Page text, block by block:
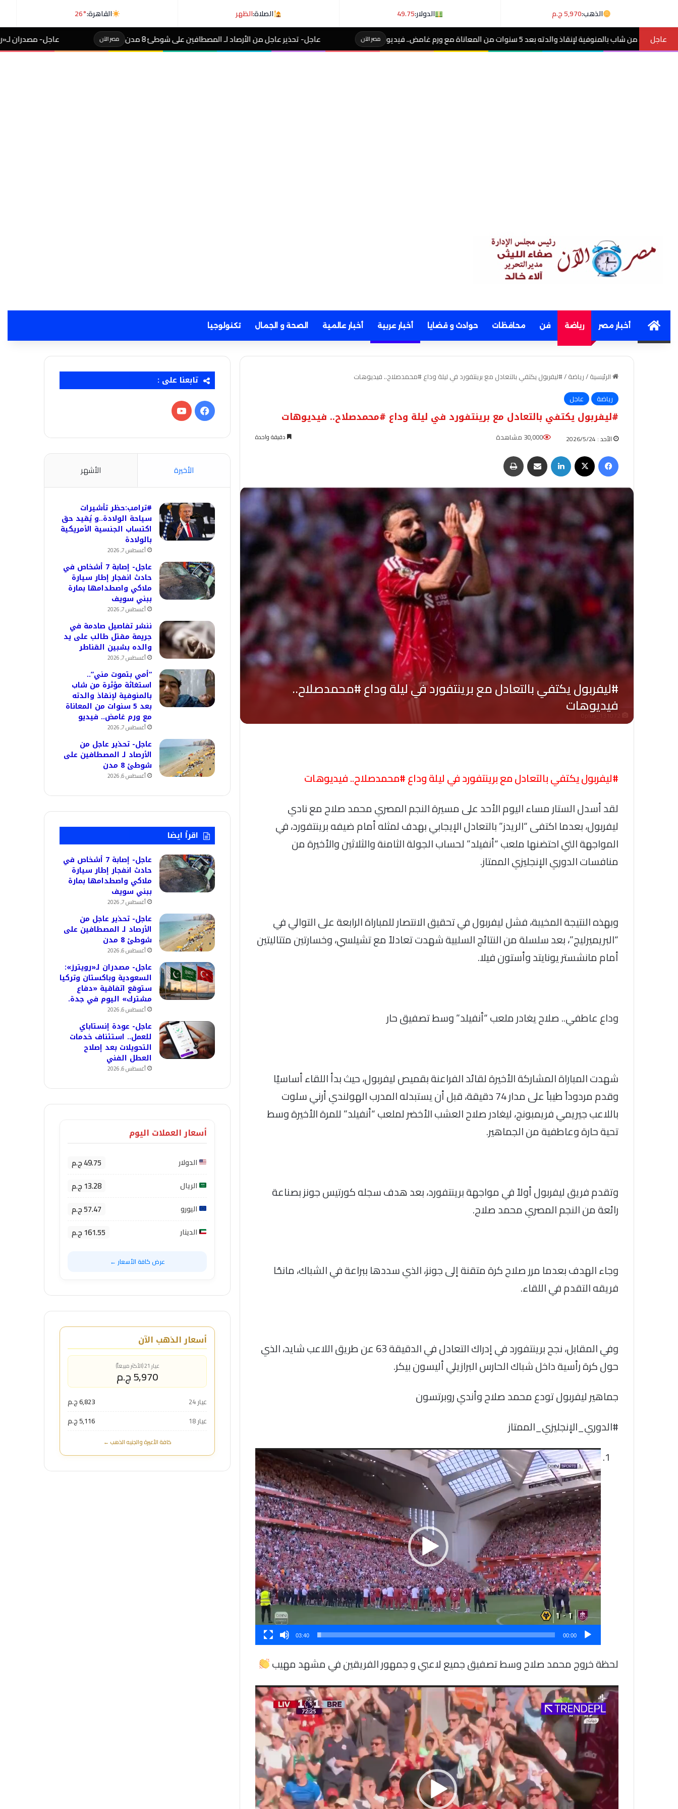
الذهب:5,970 ج.م الدولار:49.75 الصلاة:الظهر القاهرة:26°
عاجل
مع ورم غامض.. فيديو مصر الآن عاجل- تحذير عاجل من الأرصاد لـ المصطافين على شوطئ 8 مدن مصر الآن عاجل- مصدران لـ«رويترز»: السعودية وباكستان
Homeأخبار مصر رياضة فن محافظات حوادث و قضايا أخبار عربية أخبار عالمية الصحة و الجمال تكنولوجيا
الرئيسية/رياضة/#ليفربول يكتفي بالتعادل مع برينتفورد في ليلة وداع #محمدصلاح.. فيديوهات
رياضة
عاجل
#ليفربول يكتفي بالتعادل مع برينتفورد في ليلة وداع #محمدصلاح.. فيديوهات
الأحد : 2026/5/24 دقيقة واحدة
30,000 مشاهدة
فيسبوك
لينكدإن مشاركة عبر البريد
#ليفربول يكتفي بالتعادل مع برينتفورد في ليلة وداع #محمدصلاح.. فيديوهات
لقد أسدل الستار مساء اليوم الأحد على مسيرة النجم المصري محمد صلاح مع نادي
ليفربول، بعدما اكتفى “الريدز” بالتعادل الإيجابي بهدف لمثله أمام ضيفه برينتفورد، في
المواجهة التي احتضنها ملعب “أنفيلد” لحساب الجولة الثامنة والثلاثين والأخيرة من
منافسات الدوري الإنجليزي الممتاز.
وبهذه النتيجة المخيبة، فشل ليفربول في تحقيق الانتصار للمباراة الرابعة على التوالي في
“البريميرليج”، بعد سلسلة من النتائج السلبية شهدت تعادلاً مع تشيلسي، وخسارتين متتاليتين
أمام مانشستر يونايتد وأستون فيلا.
وداع عاطفي.. صلاح يغادر ملعب “أنفيلد” وسط تصفيق حار
شهدت المباراة المشاركة الأخيرة لقائد الفراعنة بقميص ليفربول، حيث بدأ اللقاء أساسيًا
وقدم مردوداً طيباً على مدار 74 دقيقة، قبل أن يستبدله المدرب الهولندي أرني سلوت
باللاعب جيريمي فريمبونج، ليغادر صلاح العشب الأخضر لملعب “أنفيلد” للمرة الأخيرة وسط
تحية حارة وعاطفية من الجماهير.
وتقدم فريق ليفربول أولاً في مواجهة برينتفورد، بعد هدف سجله كورتيس جونز بصناعة
رائعة من النجم المصري محمد صلاح.
وجاء الهدف بعدما مرر صلاح كرة متقنة إلى جونز، الذي سددها ببراعة في الشباك، مانحًا
فريقه التقدم في اللقاء.
وفي المقابل، نجح برينتفورد في إدراك التعادل في الدقيقة 63 عن طريق اللاعب شايد، الذي
حول كرة رأسية داخل شباك الحارس البرازيلي أليسون بيكر.
جماهير ليفربول تودع محمد صلاح وأندي روبرتسون
مشغل
الفيديو
00:00
03:40
لحظة خروج محمد صلاح وسط تصفيق جميع لاعبي و جمهور الفريقين في مشهد مهيب
مشغل
الفيديو
تابعنا على :
فيسبوك‫YouTube
الأخيرة الأشهر
#ترامب:حظر تأشيرات
سياحة الولادة..و يُقيد حق
اكتساب الجنسية الأمريكية
بالولادة
أغسطس 7, 2026
عاجل- إصابة 7 أشخاص في
حادث انفجار إطار سيارة
ملاكي واصطدامها بمارة
ببني سويف
أغسطس 7, 2026
ننشر تفاصيل صادمة في
جريمة مقتل طالب على يد
والده بشبين القناطر
أغسطس 7, 2026
“أمي بتموت مني”..
استغاثة مؤثرة من شاب
بالمنوفية لإنقاذ والدته
بعد 5 سنوات من المعاناة
مع ورم غامض.. فيديو
أغسطس 7, 2026
عاجل- تحذير عاجل من
الأرصاد لـ المصطافين على
شوطئ 8 مدن
أغسطس 6, 2026
اقرأ ايضا
عاجل- إصابة 7 أشخاص في
حادث انفجار إطار سيارة
ملاكي واصطدامها بمارة
ببني سويف
أغسطس 7, 2026
عاجل- تحذير عاجل من
الأرصاد لـ المصطافين على
شوطئ 8 مدن
أغسطس 6, 2026
عاجل- مصدران لـ«رويترز»:
السعودية وباكستان وتركيا
ستوقع اتفاقية «دفاع
مشترك» اليوم في جدة.
أغسطس 6, 2026
عاجل- عودة إنستاباي
للعمل.. استئناف خدمات
التحويلات بعد إصلاح
العطل الفني
أغسطس 6, 2026
أسعار العملات اليوم
الدولار 49.75 ج.م
الريال 13.28 ج.م
اليورو 57.47 ج.م
الدينار 161.55 ج.م
عرض كافة الأسعار ←
أسعار الذهب الآن
عيار 21 (الأكثر مبيعاً)
5,970 ج.م
عيار 24
6,823 ج.م
عيار 18
5,116 ج.م
كافة الأعيرة والجنيه الذهب ←